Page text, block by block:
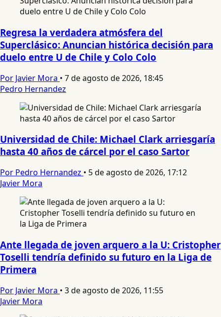
Regresa la verdadera atmósfera del
Superclásico: Anuncian histórica decisión para
duelo entre U de Chile y Colo Colo
Por Javier Mora • 7 de agosto de 2026, 18:45
Pedro Hernandez
Universidad de Chile: Michael Clark arriesgaría
hasta 40 años de cárcel por el caso Sartor
Por Pedro Hernandez • 5 de agosto de 2026, 17:12
Javier Mora
Ante llegada de joven arquero a la U: Cristopher
Toselli tendría definido su futuro en la Liga de
Primera
Por Javier Mora • 3 de agosto de 2026, 11:55
Javier Mora